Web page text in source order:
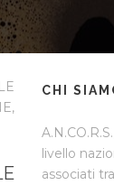
CHI
livello
associati